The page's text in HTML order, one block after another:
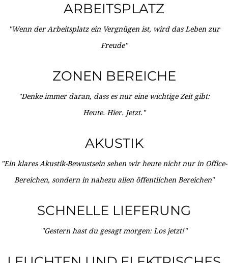
ARBEITSPLATZ
"Wenn der Arbeitsplatz ein Vergnügen ist, wird das Leben zur
Freude"
ZONEN BEREICHE
"Denke immer daran, dass es nur eine wichtige Zeit gibt:
Heute. Hier. Jetzt."
AKUSTIK
"Ein klares Akustik-Bewustsein sehen wir heute nicht nur in Office-
Bereichen, sondern in nahezu allen öffentlichen Bereichen"
SCHNELLE LIEFERUNG
"Gestern hast du gesagt morgen: Los jetzt!"